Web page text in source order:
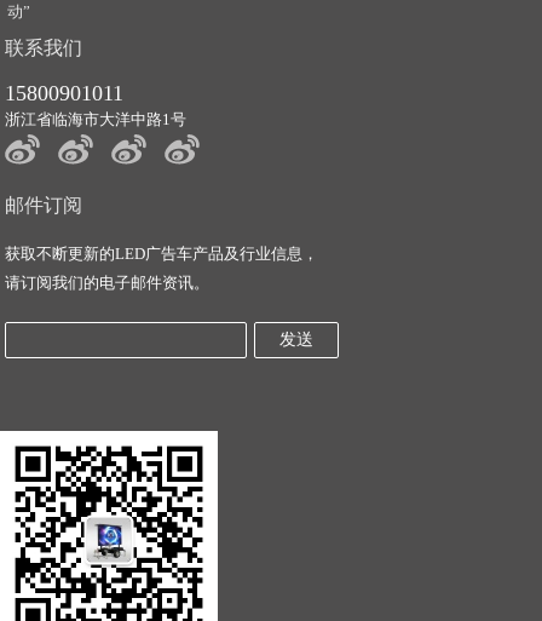
动”
联系我们
15800901011
浙江省临海市大洋中路1号
邮件订阅
获取不断更新的LED广告车产品及行业信息，
请订阅我们的电子邮件资讯。
发送